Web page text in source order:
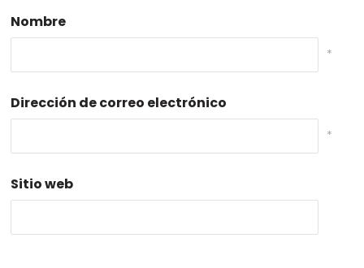
Nombre
*
Dirección de correo electrónico
*
Sitio web